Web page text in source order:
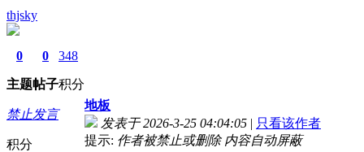
thjsky
0
主题
0
帖子
348
积分
禁止发言
积分
地板
发表于 2026-3-25 04:04:05 | 只看该作者
提示: 作者被禁止或删除 内容自动屏蔽